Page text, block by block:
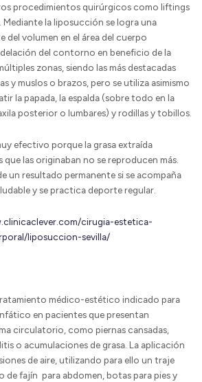
procedimientos quirúrgicos como liftings
Mediante la liposucción se logra una
del volumen en el área del cuerpo
del contorno en beneficio de la
zonas, siendo las más destacadas
y muslos o brazos, pero se utiliza asimismo
la papada, la espalda (sobre todo en la
posterior o lumbares) y rodillas y tobillos.
efectivo porque la grasa extraída
que las originaban no se reproducen más.
un resultado permanente si se acompaña
y se practica deporte regular.
cirugia-estetica-
liposuccion-sevilla/
médico-estético indicado para
en pacientes que presentan
circulatorio, como piernas cansadas,
o acumulaciones de grasa. La aplicación
de aire, utilizando para ello un traje
fajín para abdomen, botas para pies y